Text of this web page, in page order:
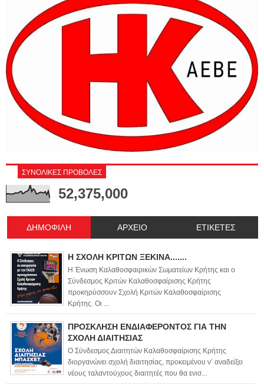
ΣΥΝΟΛΙΚΕΣ ΠΡΟΒΟΛΕΣ
52,375,000
ΔΗΜΟΦΙΛΗ ΑΡΧΕΙΟ ΕΤΙΚΕΤΕΣ
Η ΣΧΟΛΗ ΚΡΙΤΩΝ ΞΕΚΙΝΑ.......
Η Ένωση Καλαθοσφαιρικών Σωματείων Κρήτης και ο
Σύνδεσμος Κριτών Καλαθοσφαίρισης Κρήτης
προκηρύσσουν Σχολή Κριτών Καλαθοσφαίρισης
Κρήτης. Οι ...
ΠΡΟΣΚΛΗΣΗ ΕΝΔΙΑΦΕΡΟΝΤΟΣ ΓΙΑ ΤΗΝ
ΣΧΟΛΗ ΔΙΑΙΤΗΣΙΑΣ
Ο Σύνδεσμος Διαιτητών Καλαθοσφαίρισης Κρήτης
διοργανώνει σχολή διαιτησίας, προκειμένου ν’ αναδείξει
νέους ταλαντούχους διαιτητές που θα ενισ...